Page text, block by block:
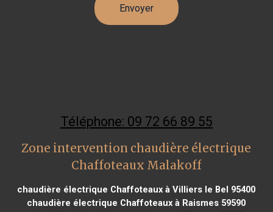
Téléphone: 09 72 66 89 55
Zone intervention chaudière électrique
Chaffoteaux Malakoff
chaudière électrique Chaffoteaux à Villiers le Bel 95400
chaudière électrique Chaffoteaux à Raismes 59590